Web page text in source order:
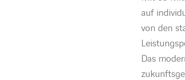
auf
von den
Das